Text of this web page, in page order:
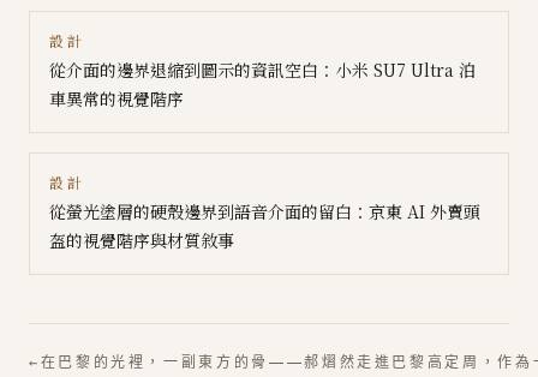
設計
從介面的邊界退縮到圖示的資訊空白：小米 SU7 Ultra 泊
車異常的視覺階序
設計
從螢光塗層的硬殼邊界到語音介面的留白：京東 AI 外賣頭
盔的視覺階序與材質敘事
← 在巴黎的光裡，一副東方的骨——郝熠然走進巴黎高定周，作為